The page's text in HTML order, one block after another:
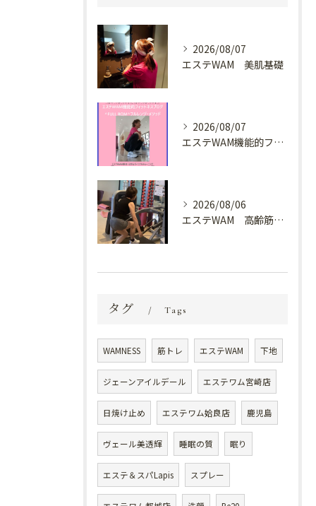
2026/08/07
エステWAM 美肌基礎
2026/08/07
エステWAM機能的フィットネスブログ ^FULL ROM^フルレンジ・メソッド
2026/08/06
エステWAM 高齢筋トレ
タグ Tags
WAMNESS 筋トレ エステWAM 下地
ジェーンアイルデール エステワム宮崎店
日焼け止め エステワム姶良店 鹿児島
ヴェール美透輝 睡眠の質 眠り
エステ＆スパLapis スプレー